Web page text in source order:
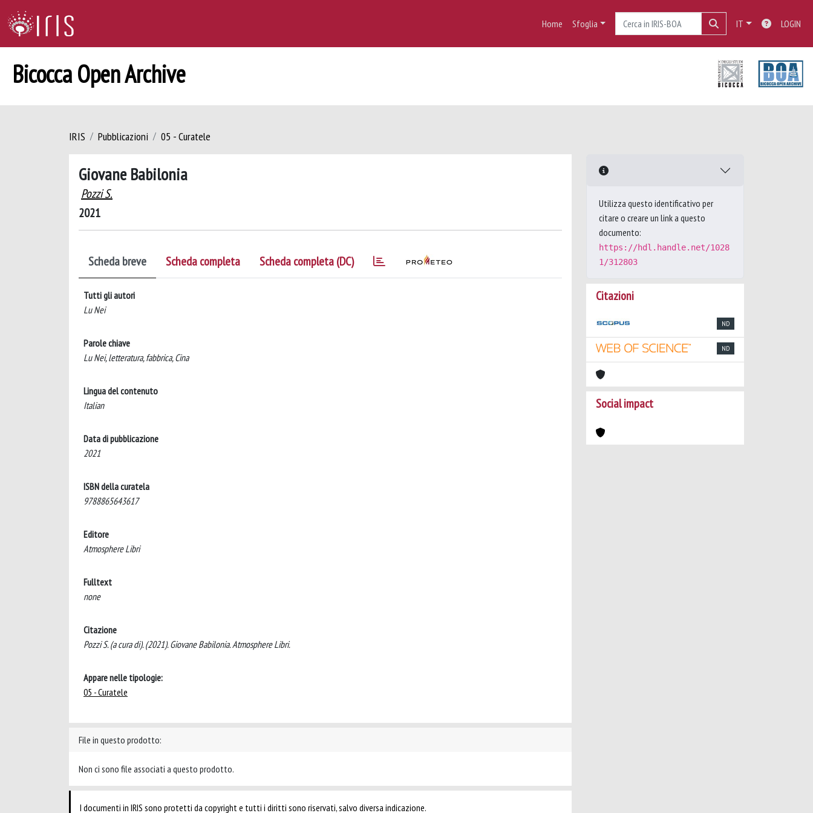
Home Sfoglia IT LOGIN
Bicocca Open Archive
IRIS Pubblicazioni 05 - Curatele
Giovane Babilonia
Pozzi S.
2021
Scheda breve Scheda completa Scheda completa (DC)
Tutti gli autori
Lu Nei
Parole chiave
Lu Nei, letteratura, fabbrica, Cina
Lingua del contenuto
Italian
Data di pubblicazione
2021
ISBN della curatela
9788865643617
Editore
Atmosphere Libri
Fulltext
none
Citazione
Pozzi S. (a cura di). (2021). Giovane Babilonia. Atmosphere Libri.
Appare nelle tipologie:
05 - Curatele
File in questo prodotto:
Non ci sono file associati a questo prodotto.
I documenti in IRIS sono protetti da copyright e tutti i diritti sono riservati, salvo diversa indicazione.
Utilizza questo identificativo per
citare o creare un link a questo
documento:
https://hdl.handle.net/1028
1/312803
Citazioni
ND
ND
Social impact